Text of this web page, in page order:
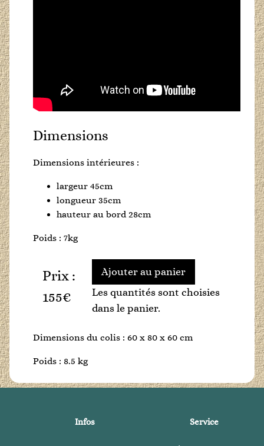
Dimensions
Dimensions intérieures :
largeur 45cm
longueur 35cm
hauteur au bord 28cm
Poids : 7kg
Prix :
155€
Les quantités sont choisies
dans le panier.
Dimensions du colis : 60 x 80 x 60 cm
Poids : 8.5 kg
Infos Service